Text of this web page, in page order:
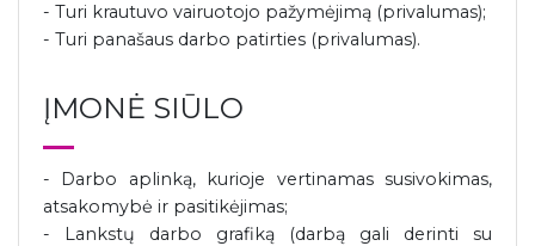
- Turi krautuvo vairuotojo pažymėjimą (privalumas);
- Turi panašaus darbo patirties (privalumas).
ĮMONĖ SIŪLO
- Darbo aplinką, kurioje vertinamas susivokimas,
atsakomybė ir pasitikėjimas;
- Lankstų darbo grafiką (darbą gali derinti su